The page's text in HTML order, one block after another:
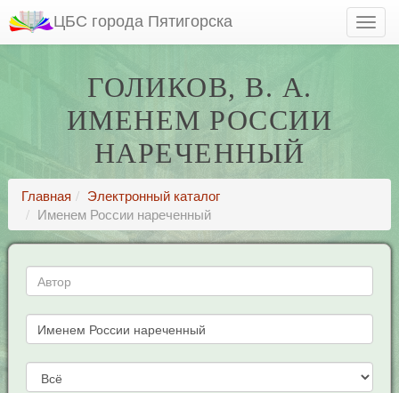
ЦБС города Пятигорска
ГОЛИКОВ, В. А.
ИМЕНЕМ РОССИИ
НАРЕЧЕННЫЙ
Главная
Электронный каталог
Именем России нареченный